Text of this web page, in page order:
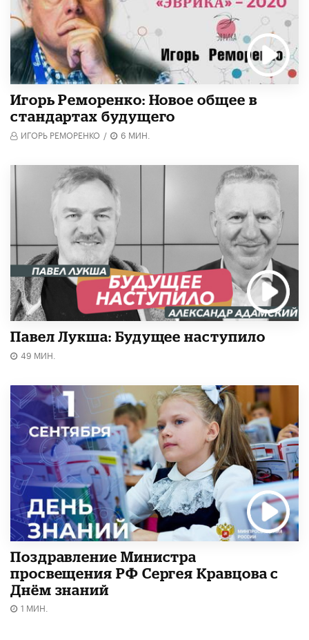
Игорь Реморенко: Новое общее в
стандартах будущего
ИГОРЬ РЕМОРЕНКО / 6 МИН.
Павел Лукша: Будущее наступило
49 МИН.
Поздравление Министра
просвещения РФ Сергея Кравцова с
Днём знаний
1 МИН.